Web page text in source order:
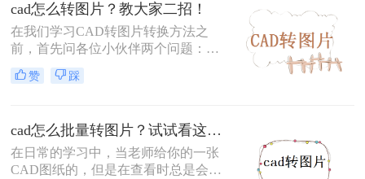
cad怎么转图片？教大家二招！
在我们学习CAD转图片转换方法之
前，首先问各位小伙伴两个问题：
CAD是什么？CAD怎么转图片？
CAD，是我们常用的设计图纸文件格
输和查看图纸内容。今天就给大家分
享两个CAD转图片的转换方法，转换
速度快、质量高！赶紧一起来学习
赞 踩
cad怎么批量转图片？试试看这两个方法！
在日常的学习中，当老师给你的一张
CAD图纸的，但是在查看时总是会不